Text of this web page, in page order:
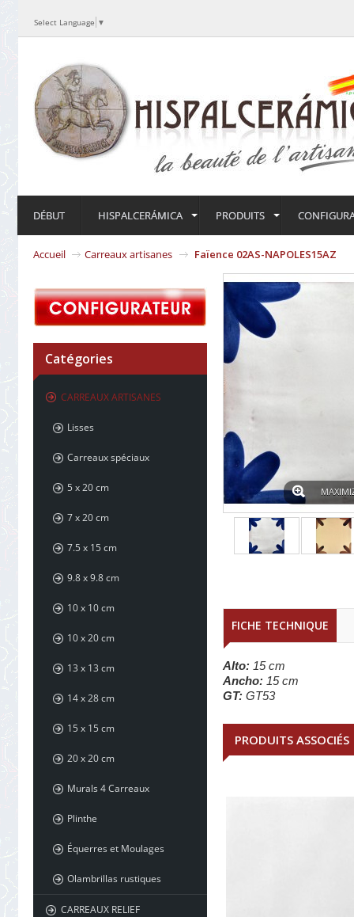
Select Language ▼
DÉBUT HISPALCERÁMICA PRODUITS
Accueil Carreaux artisanes Faïence 02AS-NAPOLES15AZ
Catégories
CARREAUX ARTISANES
Lisses
Carreaux spéciaux
5 x 20 cm
7 x 20 cm
7.5 x 15 cm
9.8 x 9.8 cm
10 x 10 cm
10 x 20 cm
13 x 13 cm
14 x 28 cm
15 x 15 cm
20 x 20 cm
Murals 4 Carreaux
Plinthe
Équerres et Moulages
Olambrillas rustiques
CARREAUX RELIEF
FICHE TECHNIQUE
Alto: 15 cm
Ancho: 15 cm
GT: GT53
PRODUITS ASSOCIÉS